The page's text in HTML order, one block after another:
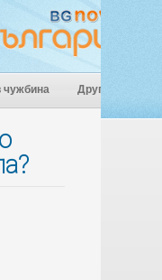
чужбина Други